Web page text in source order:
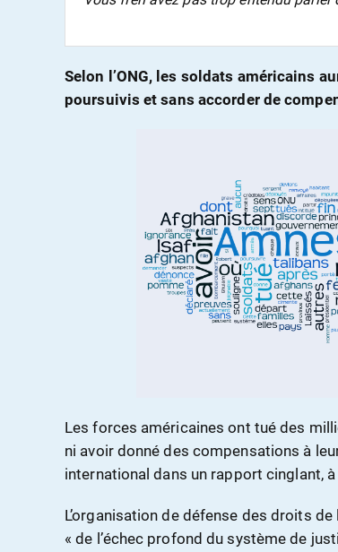
Selon l’ONG, les soldats américains
poursuivis et sans accorder de
Les forces américaines ont tué des
ni avoir donné des compensations à
international dans un rapport cinglant,
L’organisation de défense des droits
« de l’échec profond du système de